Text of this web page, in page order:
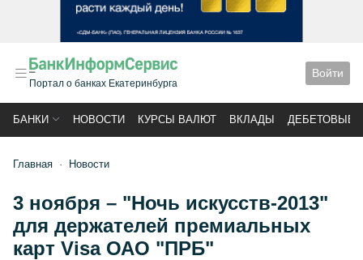
Портал о банках Екатеринбурга
Войти
БАНКИ НОВОСТИ КУРСЫ ВАЛЮТ ВКЛАДЫ ДЕБЕТОВЫЕ
Главная Новости
3 ноября – "Ночь искусств-2013"
для держателей премиальных
карт Visa ОАО "ПРБ"